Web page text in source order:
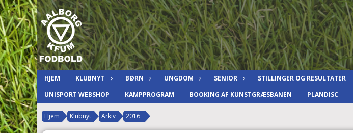
HJEM KLUBNYT BØRN UNGDOM SENIOR STILLINGER OG RESULTATER
UNISPORT WEBSHOP
KAMPPROGRAM BOOKING AF KUNSTGRÆSBANEN PLANDISC
Hjem Klubnyt Arkiv 2016